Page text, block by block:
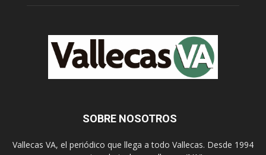
SOBRE NOSOTROS
Vallecas VA, el periódico que llega a todo Vallecas. Desde 1994